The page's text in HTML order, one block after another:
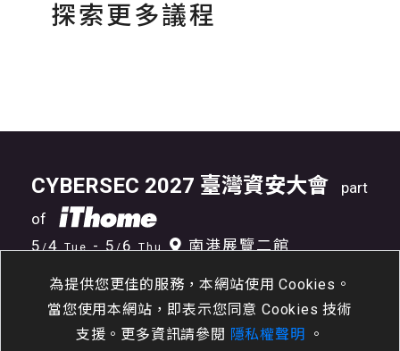
探索更多議程
為提供您更佳的服務，本網站使用 Cookies。
當您使用本網站，即表示您同意 Cookies 技術
支援。更多資訊請參閱 隱私權聲明 。
CYBERSEC 2027 臺灣資安大會
part
of
5/4Tue- 5/6Thu 南港展覽二館